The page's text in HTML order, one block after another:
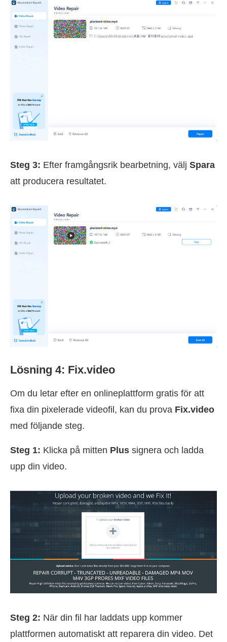
Steg 3: Efter framgångsrik bearbetning, välj Spara
att producera resultatet.
Lösning 4: Fix.video
Om du letar efter en onlineplattform gratis för att
fixa din pixelerade videofil, kan du prova Fix.video
med följande steg.
Steg 1: Klicka på mitten Plus signera och ladda
upp din video.
Steg 2: När din fil har laddats upp kommer
plattformen automatiskt att reparera din video. Det